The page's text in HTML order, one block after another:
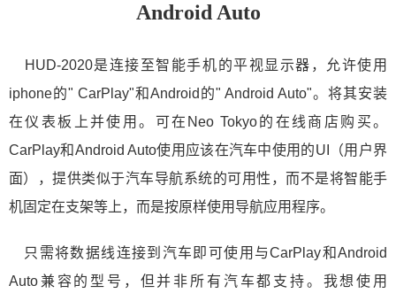
Android Auto
HUD-2020是连接至智能手机的平视显示器，允许使用
iphone的" CarPlay"和Android的" Android Auto"。将其安装
在仪表板上并使用。可在Neo Tokyo的在线商店购买。
CarPlay和Android Auto使用应该在汽车中使用的UI（用户界
面），提供类似于汽车导航系统的可用性，而不是将智能手
机固定在支架等上，而是按原样使用导航应用程序。
只需将数据线连接到汽车即可使用与CarPlay和Android
Auto兼容的型号，但并非所有汽车都支持。我想使用